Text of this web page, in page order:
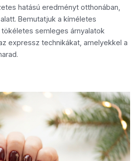
hatású eredményt otthonában,
Bemutatjuk a kíméletes
semleges árnyalatok
expressz technikákat, amelyekkel a